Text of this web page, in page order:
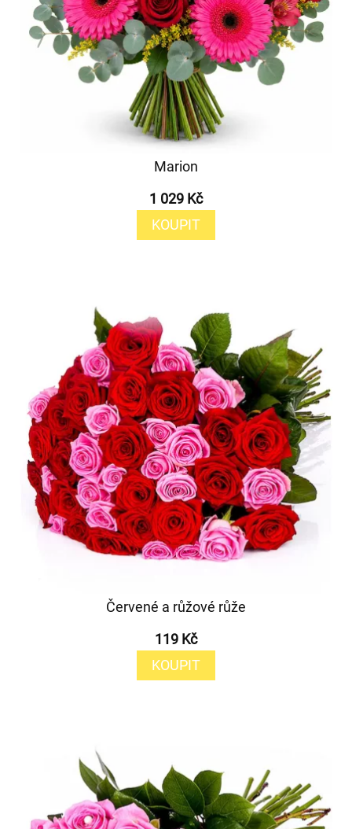
Marion
1 029 Kč
KOUPIT
Červené a růžové růže
119 Kč
KOUPIT